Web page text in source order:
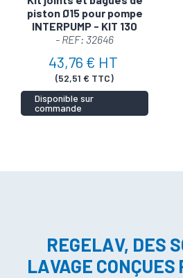
piston Ø15 pour pompe
INTERPUMP - KIT 130
- REF: 32646
43,76 € HT
(52,51 € TTC)
Disponible sur
commande
REGELAV, DES
LAVAGE CONÇUES